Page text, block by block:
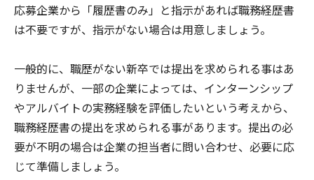
応募企業から「履歴書のみ」と指示があれば職務経歴書
は不要ですが、指示がない場合は用意しましょう。
一般的に、職歴がない新卒では提出を求められる事はあ
りませんが、一部の企業によっては、インターンシップ
やアルバイトの実務経験を評価したいという考えから、
職務経歴書の提出を求められる事があります。提出の必
要が不明の場合は企業の担当者に問い合わせ、必要に応
じて準備しましょう。